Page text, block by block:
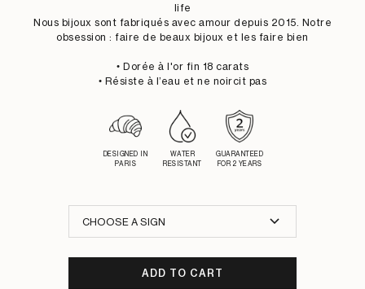
life
Nous bijoux sont fabriqués avec amour depuis 2015. Notre
obsession : faire de beaux bijoux et les faire bien
• Dorée à l'or fin 18 carats
• Résiste à l’eau et ne noircit pas
DESIGNED IN
PARIS
WATER
RESISTANT
GUARANTEED
FOR 2 YEARS
CHOOSE A SIGN
ADD TO CART